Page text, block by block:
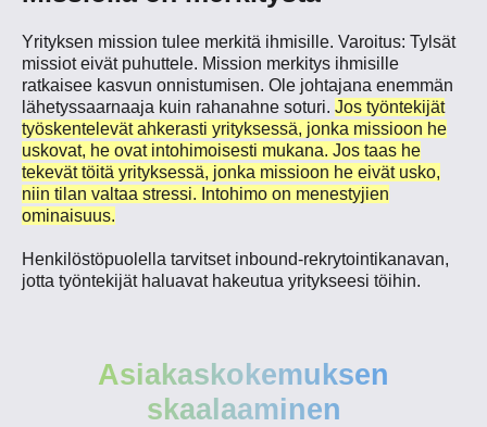
Yrityksen mission tulee merkitä ihmisille. Varoitus: Tylsät
missiot eivät puhuttele. Mission merkitys ihmisille
ratkaisee kasvun onnistumisen. Ole johtajana enemmän
lähetyssaarnaaja kuin rahanahne soturi. Jos työntekijät
työskentelevät ahkerasti yrityksessä, jonka missioon he
uskovat, he ovat intohimoisesti mukana. Jos taas he
tekevät töitä yrityksessä, jonka missioon he eivät usko,
niin tilan valtaa stressi. Intohimo on menestyjien
ominaisuus.
Henkilöstöpuolella tarvitset inbound-rekrytointikanavan,
jotta työntekijät haluavat hakeutua yritykseesi töihin.
Asiakaskokemuksen
skaalaaminen